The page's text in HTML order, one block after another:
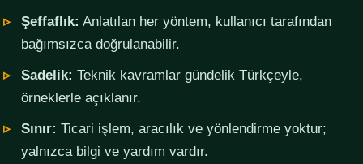
Şeffaflık: Anlatılan her yöntem, kullanıcı tarafından
bağımsızca doğrulanabilir.
Sadelik: Teknik kavramlar gündelik Türkçeyle,
örneklerle açıklanır.
Sınır: Ticari işlem, aracılık ve yönlendirme yoktur;
yalnızca bilgi ve yardım vardır.